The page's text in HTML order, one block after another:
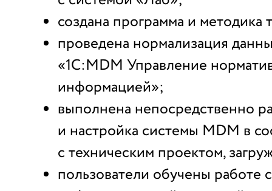
создана программа и методика
проведена нормализация
«1С:MDM Управление
информацией»;
выполнена непосредственно
и настройка системы MDM в
с техническим проектом,
пользователи обучены работе